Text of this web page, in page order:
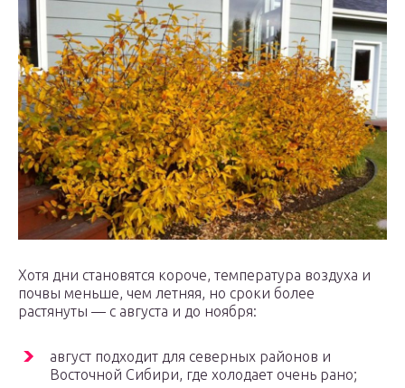
Хотя дни становятся короче, температура воздуха и
почвы меньше, чем летняя, но сроки более
растянуты — с августа и до ноября:
август подходит для северных районов и
Восточной Сибири, где холодает очень рано;